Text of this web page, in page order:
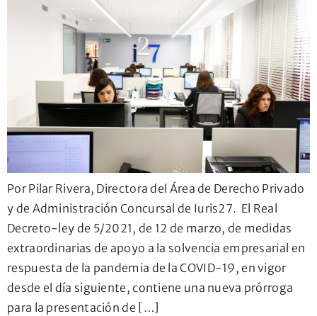
Por Pilar Rivera, Directora del Área de Derecho Privado
y de Administración Concursal de Iuris27. El Real
Decreto-ley de 5/2021, de 12 de marzo, de medidas
extraordinarias de apoyo a la solvencia empresarial en
respuesta de la pandemia de la COVID-19, en vigor
desde el día siguiente, contiene una nueva prórroga
para la presentación de […]